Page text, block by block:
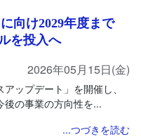
向け2029年度まで
を投入へ
2026年05月15日(金)
ップデート」を開催し、
後の事業の方向性を...
...つづきを読む